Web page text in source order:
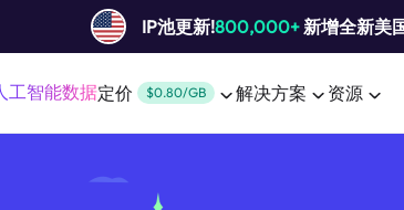
IP池更新!800,000+新增全新美
工智能数据定价 $0.80/GB 解决方案 资源